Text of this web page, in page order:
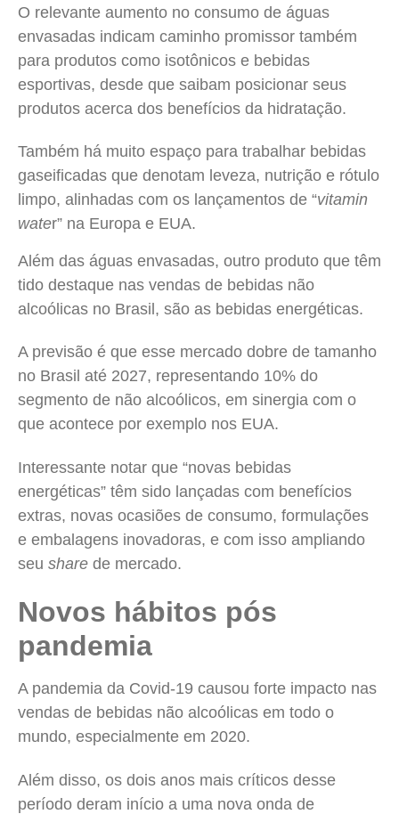
O relevante aumento no consumo de águas
envasadas indicam caminho promissor também
para produtos como isotônicos e bebidas
esportivas, desde que saibam posicionar seus
produtos acerca dos benefícios da hidratação.
Também há muito espaço para trabalhar bebidas
gaseificadas que denotam leveza, nutrição e rótulo
limpo, alinhadas com os lançamentos de “vitamin
water” na Europa e EUA.
Além das águas envasadas, outro produto que têm
tido destaque nas vendas de bebidas não
alcoólicas no Brasil, são as bebidas energéticas.
A previsão é que esse mercado dobre de tamanho
no Brasil até 2027, representando 10% do
segmento de não alcoólicos, em sinergia com o
que acontece por exemplo nos EUA.
Interessante notar que “novas bebidas
energéticas” têm sido lançadas com benefícios
extras, novas ocasiões de consumo, formulações
e embalagens inovadoras, e com isso ampliando
seu share de mercado.
Novos hábitos pós
pandemia
A pandemia da Covid-19 causou forte impacto nas
vendas de bebidas não alcoólicas em todo o
mundo, especialmente em 2020.
Além disso, os dois anos mais críticos desse
período deram início a uma nova onda de